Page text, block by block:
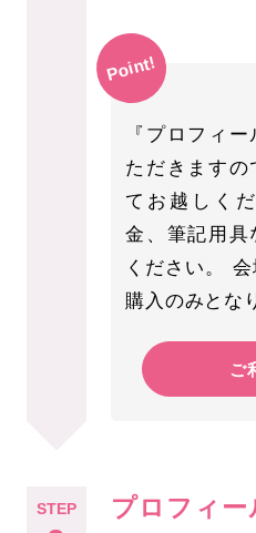
Point!
『プロフィ
ただきますの
てお越しく
金、筆記用具
ください。
購入のみとな
ご
STEP プロフィー